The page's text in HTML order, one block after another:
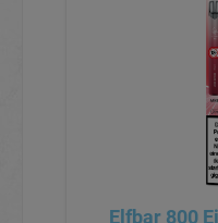
Elfbar 800